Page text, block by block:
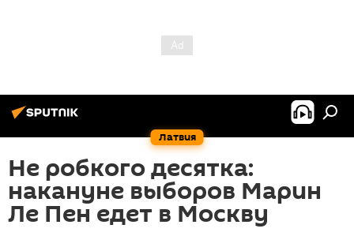
Латвия
Не робкого десятка:
накануне выборов Марин
Ле Пен едет в Москву